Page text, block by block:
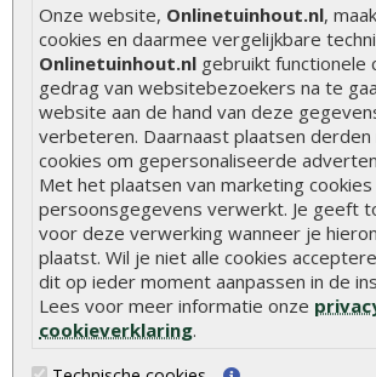
Onze website, Onlinetuinhout.nl,
cookies en daarmee vergelijkbare
Onlinetuinhout.nl gebruikt functionele
gedrag van websitebezoekers na te
website aan de hand van deze
verbeteren. Daarnaast plaatsen
cookies om gepersonaliseerde
Met het plaatsen van marketing
persoonsgegevens verwerkt. Je geeft
voor deze verwerking wanneer je
plaatst. Wil je niet alle cookies
dit op ieder moment aanpassen in de
Lees voor meer informatie onze
cookieverklaring.
gebaseerd op
2040
ervaringen
Meer ervaringen op